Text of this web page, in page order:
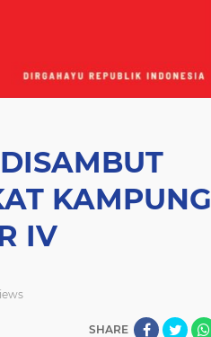
KAMPUNG
IV
SHARE